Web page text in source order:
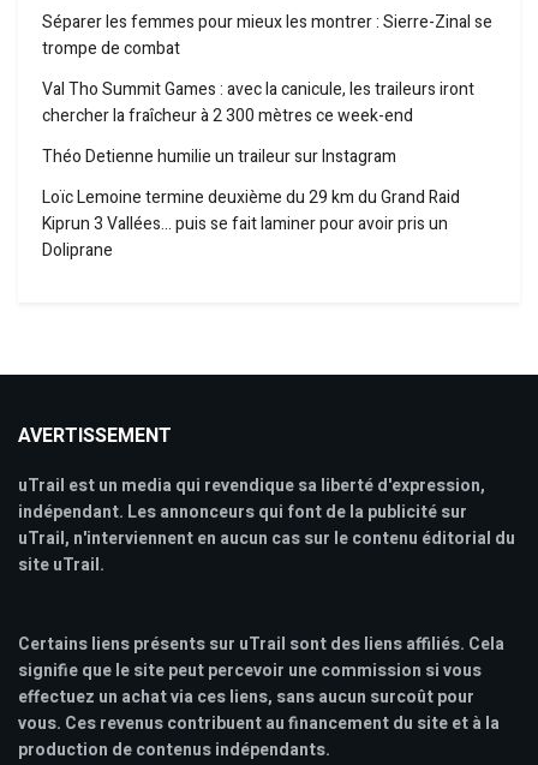
Séparer les femmes pour mieux les montrer : Sierre-Zinal se
trompe de combat
Val Tho Summit Games : avec la canicule, les traileurs iront
chercher la fraîcheur à 2 300 mètres ce week-end
Théo Detienne humilie un traileur sur Instagram
Loïc Lemoine termine deuxième du 29 km du Grand Raid
Kiprun 3 Vallées… puis se fait laminer pour avoir pris un
Doliprane
AVERTISSEMENT
uTrail est un media qui revendique sa liberté d'expression,
indépendant. Les annonceurs qui font de la publicité sur
uTrail, n'interviennent en aucun cas sur le contenu éditorial du
site uTrail.
Certains liens présents sur uTrail sont des liens affiliés. Cela
signifie que le site peut percevoir une commission si vous
effectuez un achat via ces liens, sans aucun surcoût pour
vous. Ces revenus contribuent au financement du site et à la
production de contenus indépendants.